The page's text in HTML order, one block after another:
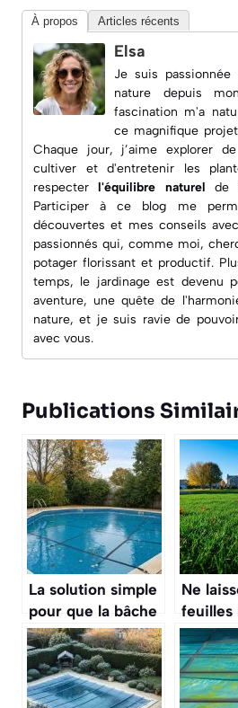
À propos Articles récents
Elsa
Je suis
nature depuis
fascination m'a
ce magnifique
Chaque jour, j’aime explorer
cultiver et d'entretenir les
respecterl'équilibre naturel de
Participer à ce blog me
découvertes et mes conseils
passionnés qui, comme moi,
potager florissant et productif.
temps, le jardinage est devenu
aventure, une quête de
nature, et je suis ravie de
avec vous.
Publications
La solution simple
pour que la bâche
de votre piscine
ne s’affaisse pas
avec le poids de
l’eau de pluie et
Ne
feuilles
votre
c’est
à faire
gazon